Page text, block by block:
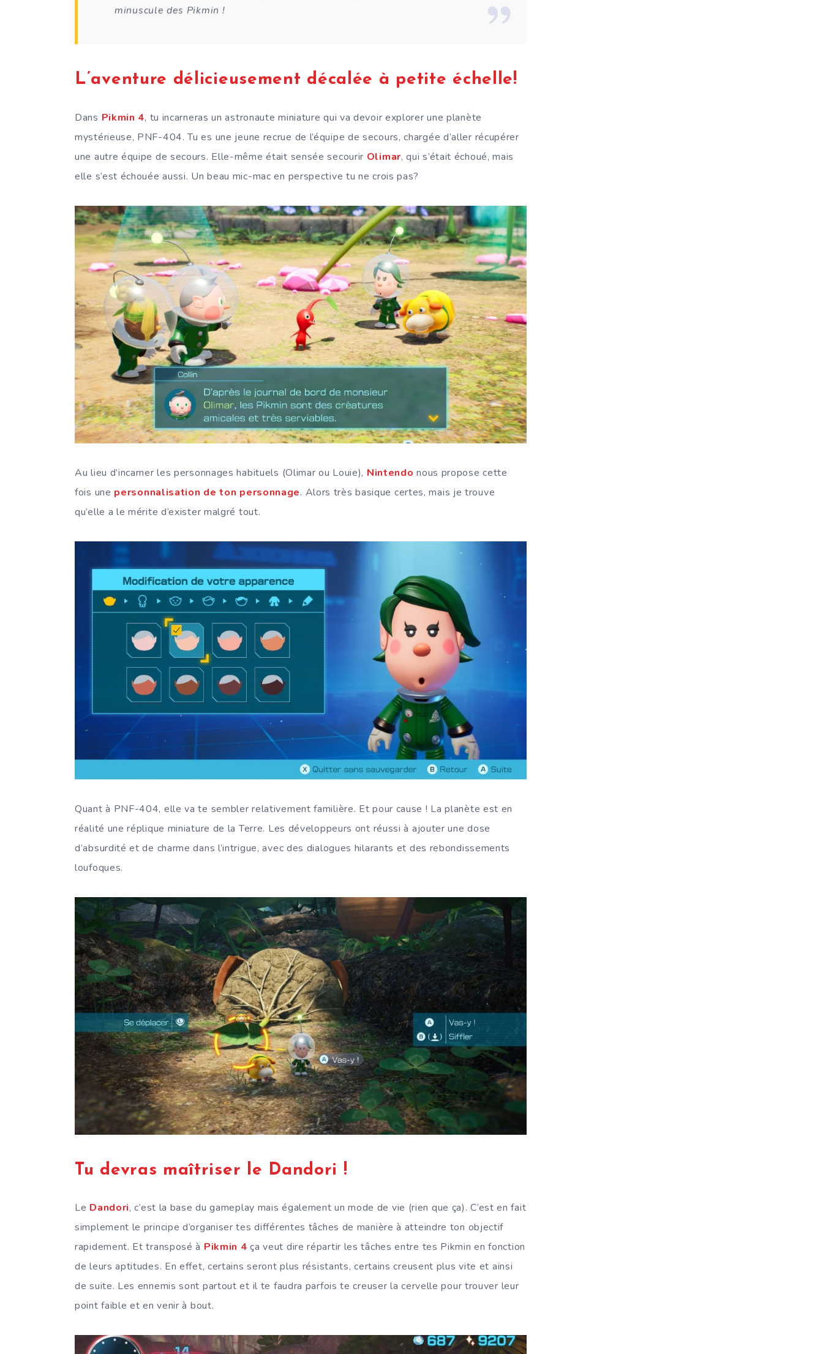
minuscule des Pikmin !
L’aventure délicieusement décalée à petite échelle!
Dans Pikmin 4, tu incarneras un astronaute miniature qui va devoir explorer une planète
mystérieuse, PNF-404. Tu es une jeune recrue de l’équipe de secours, chargée d’aller récupérer
une autre équipe de secours. Elle-même était sensée secourir Olimar, qui s’était échoué, mais
elle s’est échouée aussi. Un beau mic-mac en perspective tu ne crois pas?
Au lieu d’incarner les personnages habituels (Olimar ou Louie), Nintendo nous propose cette
fois une personnalisation de ton personnage. Alors très basique certes, mais je trouve
qu’elle a le mérite d’exister malgré tout.
Quant à PNF-404, elle va te sembler relativement familière. Et pour cause ! La planète est en
réalité une réplique miniature de la Terre. Les développeurs ont réussi à ajouter une dose
d’absurdité et de charme dans l’intrigue, avec des dialogues hilarants et des rebondissements
loufoques.
Tu devras maîtriser le Dandori !
Le Dandori, c’est la base du gameplay mais également un mode de vie (rien que ça). C’est en fait
simplement le principe d’organiser tes différentes tâches de manière à atteindre ton objectif
rapidement. Et transposé à Pikmin 4 ça veut dire répartir les tâches entre tes Pikmin en fonction
de leurs aptitudes. En effet, certains seront plus résistants, certains creusent plus vite et ainsi
de suite. Les ennemis sont partout et il te faudra parfois te creuser la cervelle pour trouver leur
point faible et en venir à bout.